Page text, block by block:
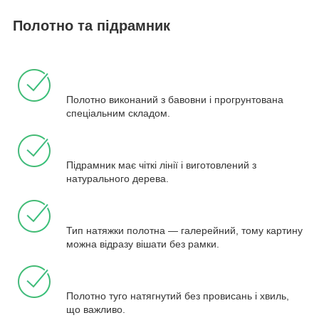
Полотно та підрамник
Полотно виконаний з бавовни і прогрунтована
спеціальним складом.
Підрамник має чіткі лінії і виготовлений з
натурального дерева.
Тип натяжки полотна — галерейний, тому картину
можна відразу вішати без рамки.
Полотно туго натягнутий без провисань і хвиль,
що важливо.